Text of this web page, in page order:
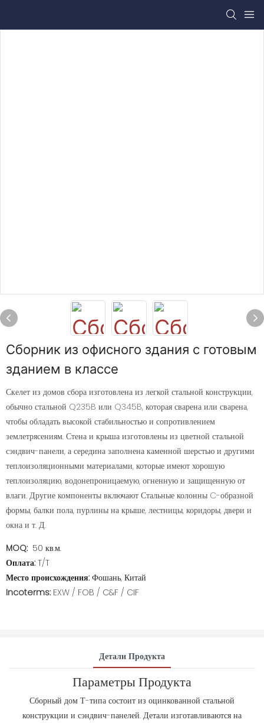
Сборник из офисного здания с готовым
зданием в классе
Скелет из домов сбора изготовлена ​​из легкой стальной конструкции,
обычно стальной Q235B или Q345B, которая сварена или сварена,
чтобы обладать высокой стабильностью и сопротивлением
землетрясениям. Стена и крыша изготовлены из цветной стальной
сэндвич-панели, а середина заполнена каменной шерстью и другими
теплоизоляционными материалами, которые имеют хорошую
теплоизоляцию, водонепроницаемую, огненную и защищенную от
влаги. Другие компоненты включают Стальные колонны C-образной
формы, балки пола, пурлины на крыше, лестницы, коридоры, двери и
окна и т. Д.
MOQ: 50 кв.м.
Оплата: T/T
Место происхождения: Фошань, Китай
Incoterms: EXW / FOB / C&F / CIF
Детали Продукта
Параметры Продукта
Сборный дом Т-типа состоит из оцинкованной стальной
конструкции и сэндвич-панелей. Детали изготавливаются на